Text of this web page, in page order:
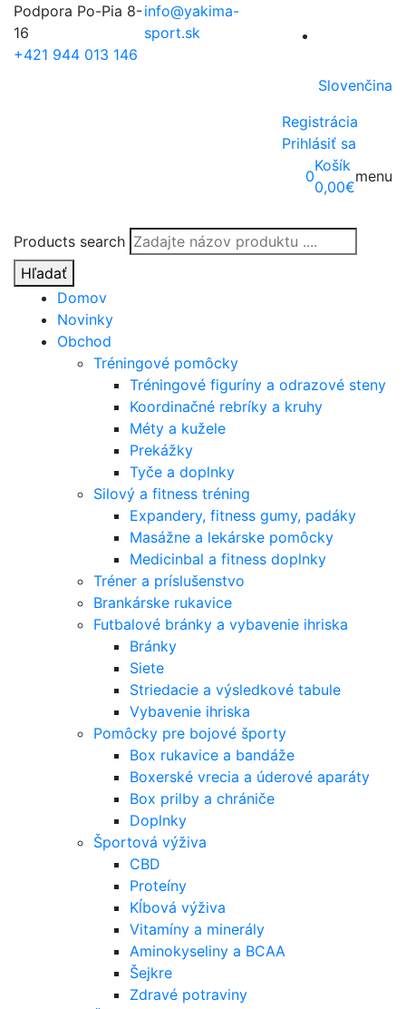
Podpora Po-Pia 8-
16
+421 944 013 146
info@yakima-
sport.sk
Slovenčina
Registrácia
Prihlásiť sa
Products search
Hľadať
0
Košík
0,00€
menu
Domov
Novinky
Obchod
Tréningové pomôcky
Tréningové figuríny a odrazové steny
Koordinačné rebríky a kruhy
Méty a kužele
Prekážky
Tyče a doplnky
Silový a fitness tréning
Expandery, fitness gumy, padáky
Masážne a lekárske pomôcky
Medicinbal a fitness doplnky
Tréner a príslušenstvo
Brankárske rukavice
Futbalové bránky a vybavenie ihriska
Bránky
Siete
Striedacie a výsledkové tabule
Vybavenie ihriska
Pomôcky pre bojové športy
Box rukavice a bandáže
Boxerské vrecia a úderové aparáty
Box prilby a chrániče
Doplnky
Športová výživa
CBD
Proteíny
Kĺbová výživa
Vitamíny a minerály
Aminokyseliny a BCAA
Šejkre
Zdravé potraviny